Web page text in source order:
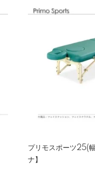
プリモスポーツ25(
ナ】